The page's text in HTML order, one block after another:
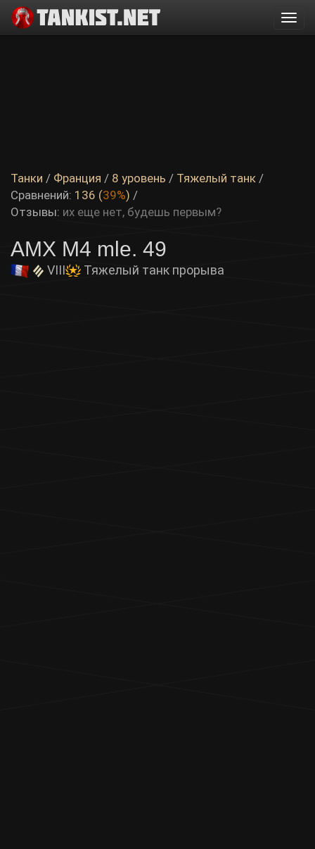
Танки / Франция / 8 уровень / Тяжелый танк /
Сравнений: 136 (39%) /
Отзывы: их еще нет, будешь первым?
AMX M4 mle. 49
VIII Тяжелый танк прорыва